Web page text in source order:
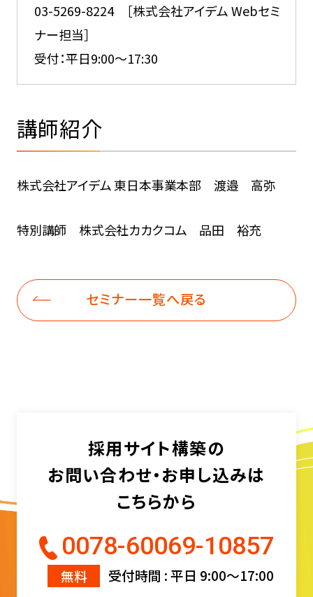
03-5269-8224 ［株式会社アイデム Webセミ
ナー担当］
受付：平日9:00～17:30
講師紹介
株式会社アイデム 東日本事業本部 渡邉 高弥
特別講師 株式会社カカクコム 品田 裕充
セミナー一覧へ戻る
採用サイト構築の
お問い合わせ・お申し込みは
こちらから
0078-60069-10857
無料 受付時間 : 平日 9:00〜17:00